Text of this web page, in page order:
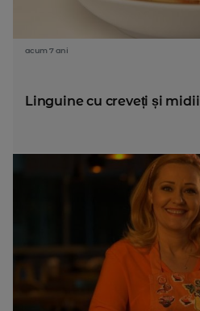
acum 7 ani
Linguine cu creveți și midii